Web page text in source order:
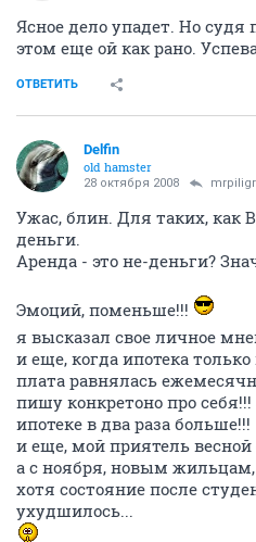
Ясное дело упадет. Но судя
этом еще ой как рано.
ОТВЕТИТЬ
Delfin
old hamster
28 октября 2008
Ужас, блин. Для таких, как
деньги.
Аренда - это не-деньги?
Эмоций, поменьше!!!
я высказал свое личное
и еще, когда ипотека
плата равнялась
пишу конкретоно про
ипотеке в два раза больше!!!
и еще, мой приятель весной
а с ноября, новым жильцам,
хотя состояние после
ухудшилось...